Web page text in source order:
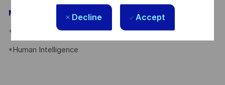
Decline Accept
Maria Gaissert – Talent Acquisition Partnerin #LI-MG1
+49 172 8281399
*Human Intelligence